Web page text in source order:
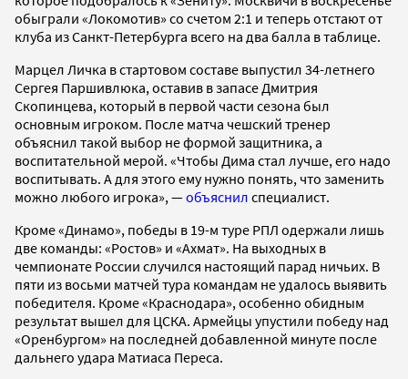
обыграли «Локомотив» со счетом 2:1 и теперь отстают от
клуба из Санкт-Петербурга всего на два балла в таблице.
Марцел Личка в стартовом составе выпустил 34-летнего
Сергея Паршивлюка, оставив в запасе Дмитрия
Скопинцева, который в первой части сезона был
основным игроком. После матча чешский тренер
объяснил такой выбор не формой защитника, а
воспитательной мерой. «Чтобы Дима стал лучше, его надо
воспитывать. А для этого ему нужно понять, что заменить
можно любого игрока», —объяснил специалист.
Кроме «Динамо», победы в 19-м туре РПЛ одержали лишь
две команды: «Ростов» и «Ахмат». На выходных в
чемпионате России случился настоящий парад ничьих. В
пяти из восьми матчей тура командам не удалось выявить
победителя. Кроме «Краснодара», особенно обидным
результат вышел для ЦСКА. Армейцы упустили победу над
«Оренбургом» на последней добавленной минуте после
дальнего удара Матиаса Переса.